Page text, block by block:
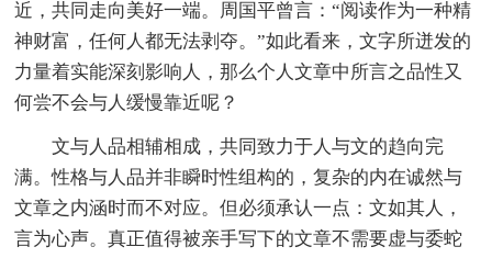
近，共同走向美好一端。周国平曾言：“阅读作为一种精
神财富，任何人都无法剥夺。”如此看来，文字所迸发的
力量着实能深刻影响人，那么个人文章中所言之品性又
何尝不会与人缓慢靠近呢？
文与人品相辅相成，共同致力于人与文的趋向完
满。性格与人品并非瞬时性组构的，复杂的内在诚然与
文章之内涵时而不对应。但必须承认一点：文如其人，
言为心声。真正值得被亲手写下的文章不需要虚与委蛇